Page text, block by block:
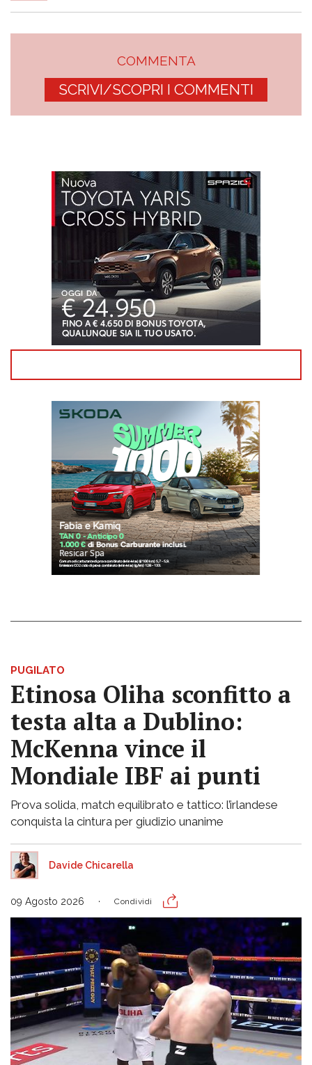
COMMENTA
SCRIVI/SCOPRI I COMMENTI
PUGILATO
Etinosa Oliha sconfitto a
testa alta a Dublino:
McKenna vince il
Mondiale IBF ai punti
Prova solida, match equilibrato e tattico: l’irlandese
conquista la cintura per giudizio unanime
Davide Chicarella
09 Agosto 2026 Condividi